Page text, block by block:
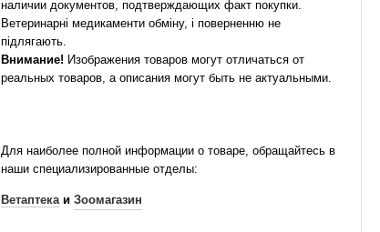
наличии документов, подтверждающих факт покупки.
Ветеринарні медикаменти обміну, і поверненню не
підлягають.
Внимание! Изображения товаров могут отличаться от
реальных товаров, а описания могут быть не актуальными.
Для наиболее полной информации о товаре, обращайтесь в
наши специализированные отделы:
Ветаптекаи Зоомагазин